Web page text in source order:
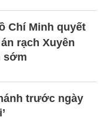
Chí Minh quyết
rạch Xuyên
sớm
trước ngày